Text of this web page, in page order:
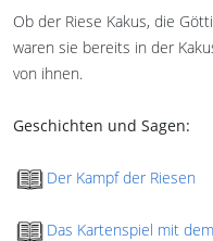
Ob der Riese Kakus, die
waren sie bereits in der
von ihnen.
Geschichten und Sagen:
Der Kampf der Riesen
Das Kartenspiel mit